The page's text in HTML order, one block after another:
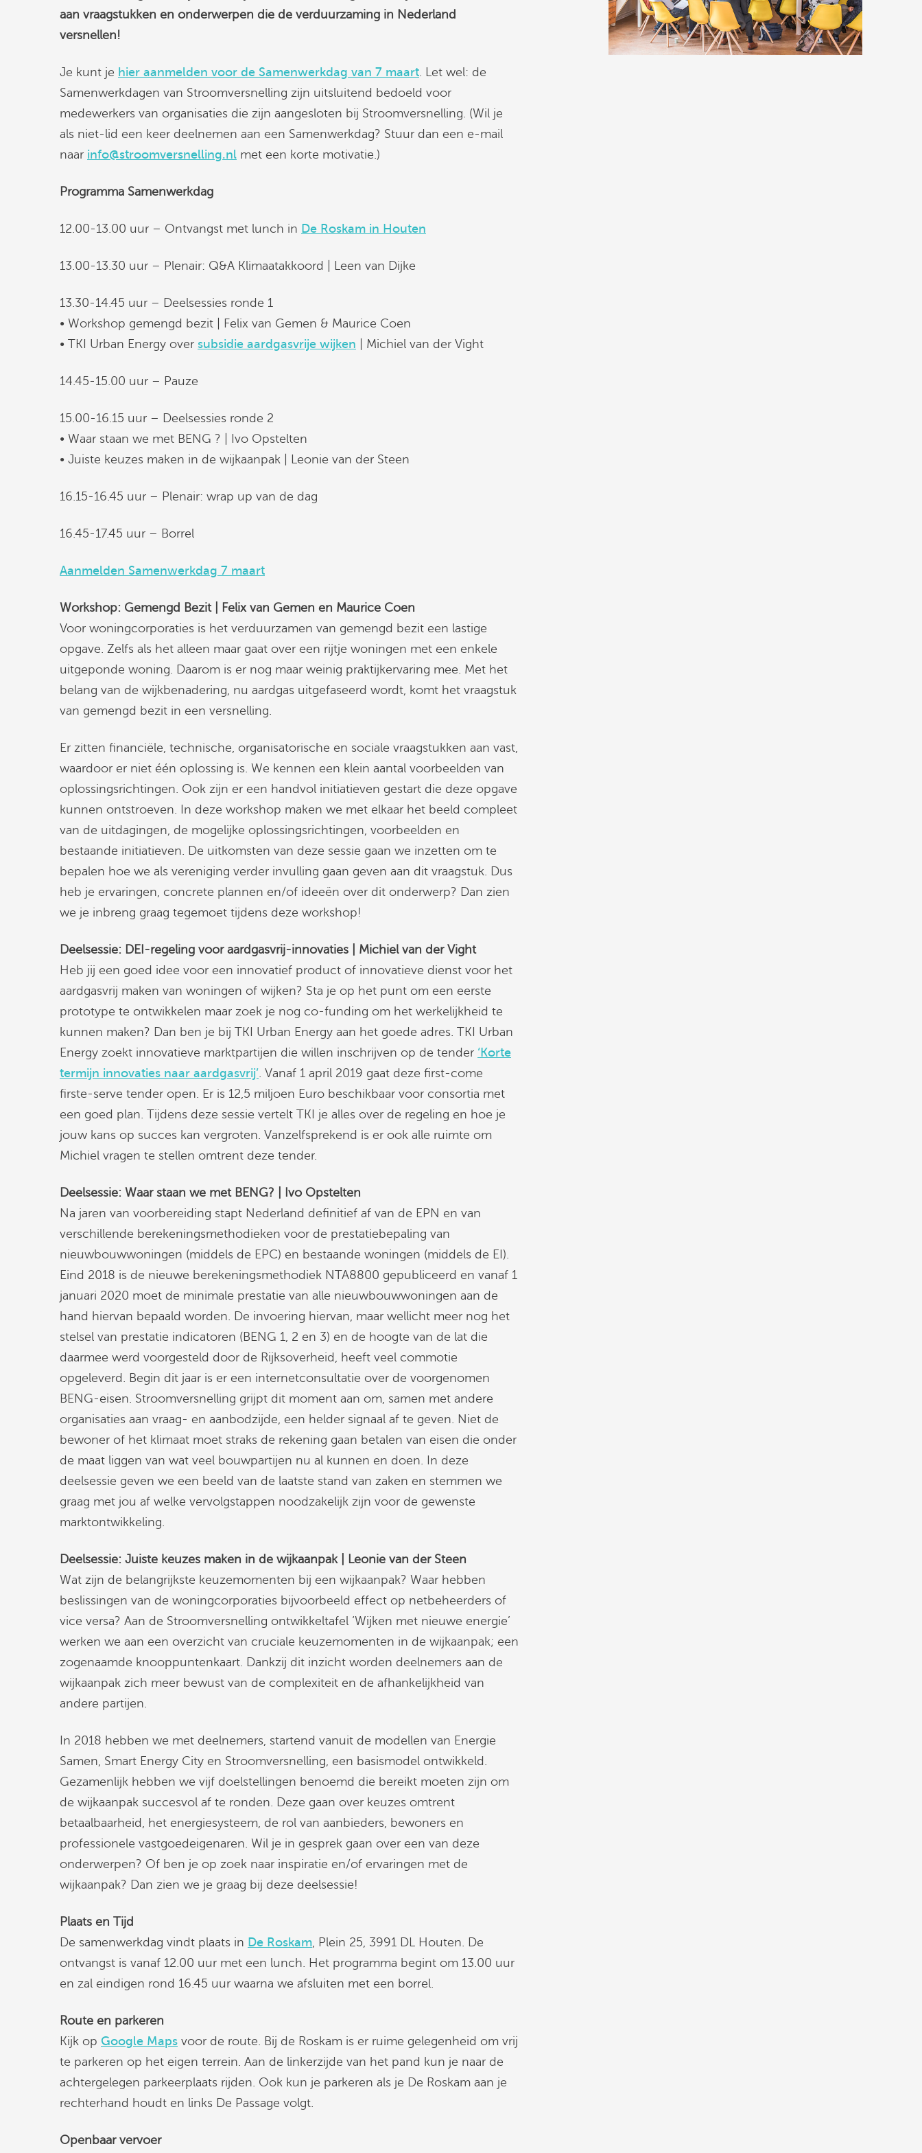
aan vraagstukken en onderwerpen die de verduurzaming in Nederland
versnellen!
Je kunt je hier aanmelden voor de Samenwerkdag van 7 maart. Let wel: de
Samenwerkdagen van Stroomversnelling zijn uitsluitend bedoeld voor
medewerkers van organisaties die zijn aangesloten bij Stroomversnelling. (Wil je
als niet-lid een keer deelnemen aan een Samenwerkdag? Stuur dan een e-mail
naar info@stroomversnelling.nl met een korte motivatie.)
Programma Samenwerkdag
12.00-13.00 uur – Ontvangst met lunch in De Roskam in Houten
13.00-13.30 uur – Plenair: Q&A Klimaatakkoord | Leen van Dijke
13.30-14.45 uur – Deelsessies ronde 1
• Workshop gemengd bezit | Felix van Gemen & Maurice Coen
• TKI Urban Energy over subsidie aardgasvrije wijken | Michiel van der Vight
14.45-15.00 uur – Pauze
15.00-16.15 uur – Deelsessies ronde 2
• Waar staan we met BENG ? | Ivo Opstelten
• Juiste keuzes maken in de wijkaanpak | Leonie van der Steen
16.15-16.45 uur – Plenair: wrap up van de dag
16.45-17.45 uur – Borrel
Aanmelden Samenwerkdag 7 maart
Workshop: Gemengd Bezit | Felix van Gemen en Maurice Coen
Voor woningcorporaties is het verduurzamen van gemengd bezit een lastige
opgave. Zelfs als het alleen maar gaat over een rijtje woningen met een enkele
uitgeponde woning. Daarom is er nog maar weinig praktijkervaring mee. Met het
belang van de wijkbenadering, nu aardgas uitgefaseerd wordt, komt het vraagstuk
van gemengd bezit in een versnelling.
Er zitten financiële, technische, organisatorische en sociale vraagstukken aan vast,
waardoor er niet één oplossing is. We kennen een klein aantal voorbeelden van
oplossingsrichtingen. Ook zijn er een handvol initiatieven gestart die deze opgave
kunnen ontstroeven. In deze workshop maken we met elkaar het beeld compleet
van de uitdagingen, de mogelijke oplossingsrichtingen, voorbeelden en
bestaande initiatieven. De uitkomsten van deze sessie gaan we inzetten om te
bepalen hoe we als vereniging verder invulling gaan geven aan dit vraagstuk. Dus
heb je ervaringen, concrete plannen en/of ideeën over dit onderwerp? Dan zien
we je inbreng graag tegemoet tijdens deze workshop!
Deelsessie: DEI-regeling voor aardgasvrij-innovaties | Michiel van der Vight
Heb jij een goed idee voor een innovatief product of innovatieve dienst voor het
aardgasvrij maken van woningen of wijken? Sta je op het punt om een eerste
prototype te ontwikkelen maar zoek je nog co-funding om het werkelijkheid te
kunnen maken? Dan ben je bij TKI Urban Energy aan het goede adres. TKI Urban
Energy zoekt innovatieve marktpartijen die willen inschrijven op de tender ‘Korte
termijn innovaties naar aardgasvrij’. Vanaf 1 april 2019 gaat deze first-come
firste-serve tender open. Er is 12,5 miljoen Euro beschikbaar voor consortia met
een goed plan. Tijdens deze sessie vertelt TKI je alles over de regeling en hoe je
jouw kans op succes kan vergroten. Vanzelfsprekend is er ook alle ruimte om
Michiel vragen te stellen omtrent deze tender.
Deelsessie: Waar staan we met BENG? | Ivo Opstelten
Na jaren van voorbereiding stapt Nederland definitief af van de EPN en van
verschillende berekeningsmethodieken voor de prestatiebepaling van
nieuwbouwwoningen (middels de EPC) en bestaande woningen (middels de EI).
Eind 2018 is de nieuwe berekeningsmethodiek NTA8800 gepubliceerd en vanaf 1
januari 2020 moet de minimale prestatie van alle nieuwbouwwoningen aan de
hand hiervan bepaald worden. De invoering hiervan, maar wellicht meer nog het
stelsel van prestatie indicatoren (BENG 1, 2 en 3) en de hoogte van de lat die
daarmee werd voorgesteld door de Rijksoverheid, heeft veel commotie
opgeleverd. Begin dit jaar is er een internetconsultatie over de voorgenomen
BENG-eisen. Stroomversnelling grijpt dit moment aan om, samen met andere
organisaties aan vraag- en aanbodzijde, een helder signaal af te geven. Niet de
bewoner of het klimaat moet straks de rekening gaan betalen van eisen die onder
de maat liggen van wat veel bouwpartijen nu al kunnen en doen. In deze
deelsessie geven we een beeld van de laatste stand van zaken en stemmen we
graag met jou af welke vervolgstappen noodzakelijk zijn voor de gewenste
marktontwikkeling.
Deelsessie: Juiste keuzes maken in de wijkaanpak | Leonie van der Steen
Wat zijn de belangrijkste keuzemomenten bij een wijkaanpak? Waar hebben
beslissingen van de woningcorporaties bijvoorbeeld effect op netbeheerders of
vice versa? Aan de Stroomversnelling ontwikkeltafel ‘Wijken met nieuwe energie’
werken we aan een overzicht van cruciale keuzemomenten in de wijkaanpak; een
zogenaamde knooppuntenkaart. Dankzij dit inzicht worden deelnemers aan de
wijkaanpak zich meer bewust van de complexiteit en de afhankelijkheid van
andere partijen.
In 2018 hebben we met deelnemers, startend vanuit de modellen van Energie
Samen, Smart Energy City en Stroomversnelling, een basismodel ontwikkeld.
Gezamenlijk hebben we vijf doelstellingen benoemd die bereikt moeten zijn om
de wijkaanpak succesvol af te ronden. Deze gaan over keuzes omtrent
betaalbaarheid, het energiesysteem, de rol van aanbieders, bewoners en
professionele vastgoedeigenaren. Wil je in gesprek gaan over een van deze
onderwerpen? Of ben je op zoek naar inspiratie en/of ervaringen met de
wijkaanpak? Dan zien we je graag bij deze deelsessie!
Plaats en Tijd
De samenwerkdag vindt plaats in De Roskam, Plein 25, 3991 DL Houten. De
ontvangst is vanaf 12.00 uur met een lunch. Het programma begint om 13.00 uur
en zal eindigen rond 16.45 uur waarna we afsluiten met een borrel.
Route en parkeren
Kijk op Google Maps voor de route. Bij de Roskam is er ruime gelegenheid om vrij
te parkeren op het eigen terrein. Aan de linkerzijde van het pand kun je naar de
achtergelegen parkeerplaats rijden. Ook kun je parkeren als je De Roskam aan je
rechterhand houdt en links De Passage volgt.
Openbaar vervoer